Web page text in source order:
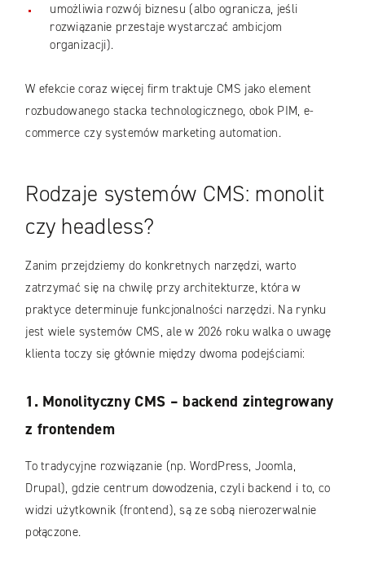
umożliwia rozwój biznesu (albo ogranicza, jeśli
rozwiązanie przestaje wystarczać ambicjom
organizacji).
W efekcie coraz więcej firm traktuje CMS jako element
rozbudowanego stacka technologicznego, obok PIM, e-
commerce czy systemów marketing automation.
Rodzaje systemów CMS: monolit
czy headless?
Zanim przejdziemy do konkretnych narzędzi, warto
zatrzymać się na chwilę przy architekturze, która w
praktyce determinuje funkcjonalności narzędzi. Na rynku
jest wiele systemów CMS, ale w 2026 roku walka o uwagę
klienta toczy się głównie między dwoma podejściami:
1. Monolityczny CMS – backend zintegrowany
z frontendem
To tradycyjne rozwiązanie (np. WordPress, Joomla,
Drupal), gdzie centrum dowodzenia, czyli backend i to, co
widzi użytkownik (frontend), są ze sobą nierozerwalnie
połączone.